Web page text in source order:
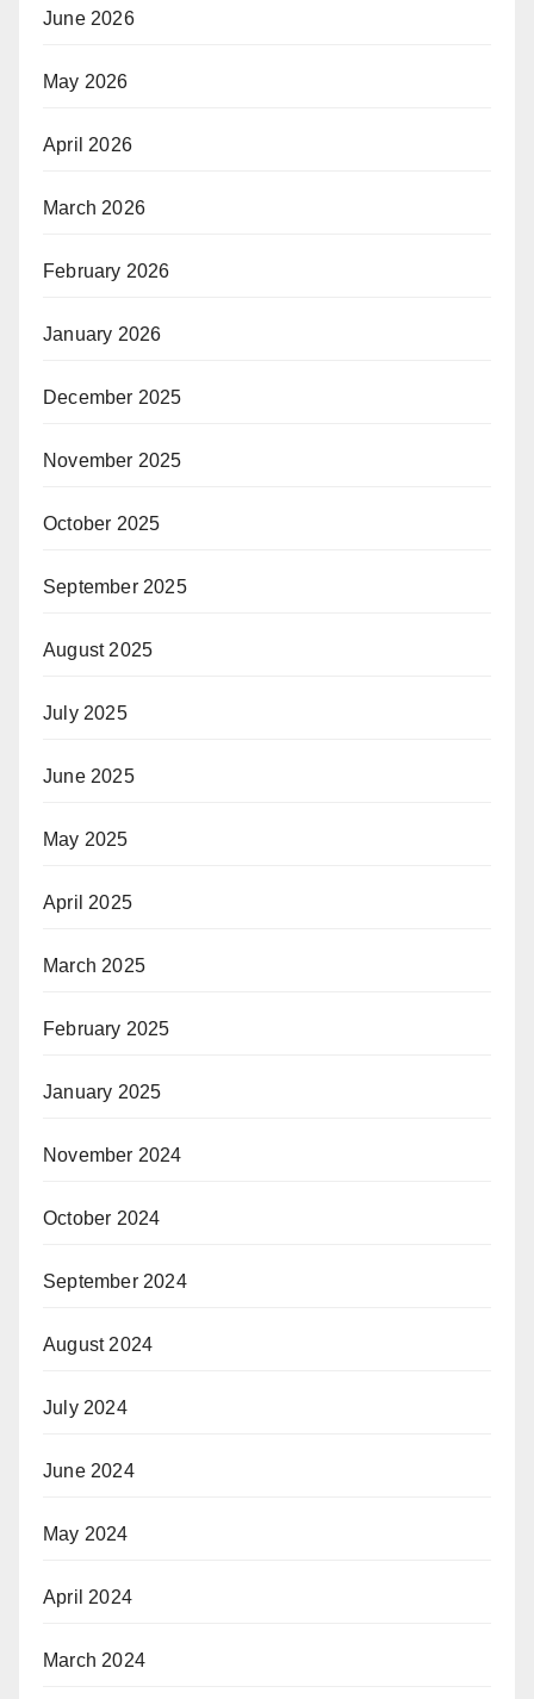
June 2026
May 2026
April 2026
March 2026
February 2026
January 2026
December 2025
November 2025
October 2025
September 2025
August 2025
July 2025
June 2025
May 2025
April 2025
March 2025
February 2025
January 2025
November 2024
October 2024
September 2024
August 2024
July 2024
June 2024
May 2024
April 2024
March 2024